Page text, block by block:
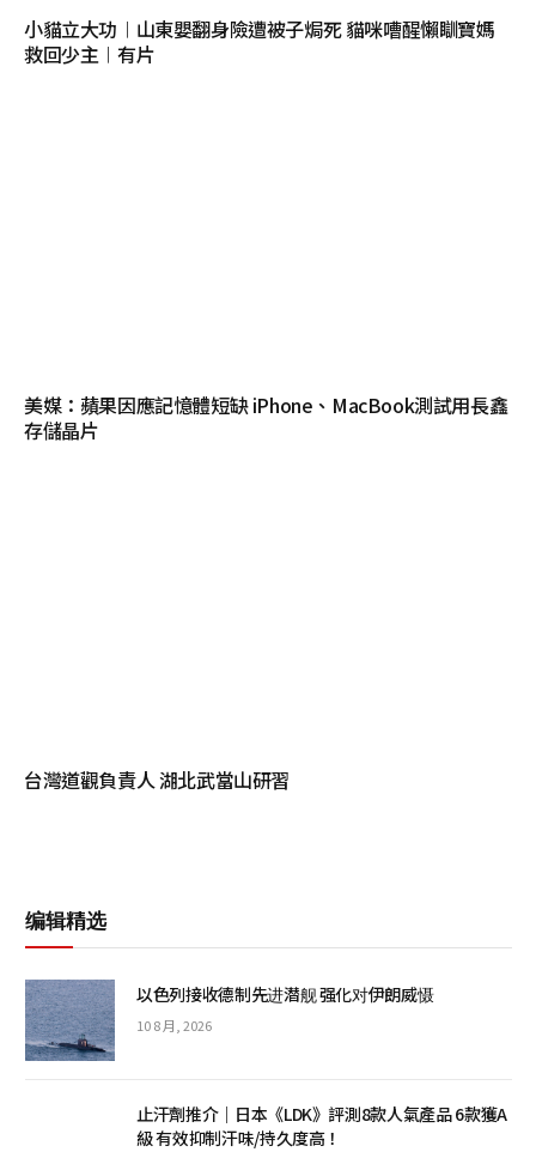
小貓立大功︱山東嬰翻身險遭被子焗死 貓咪嘈醒懶瞓寶媽
救回少主︱有片
美媒：蘋果因應記憶體短缺 iPhone、MacBook測試用長鑫
存儲晶片
台灣道觀負責人 湖北武當山研習
编辑精选
以色列接收德制先进潜舰 强化对伊朗威慑
10 8 月, 2026
止汗劑推介｜日本《LDK》評測8款人氣產品 6款獲A
級 有效抑制汗味/持久度高！